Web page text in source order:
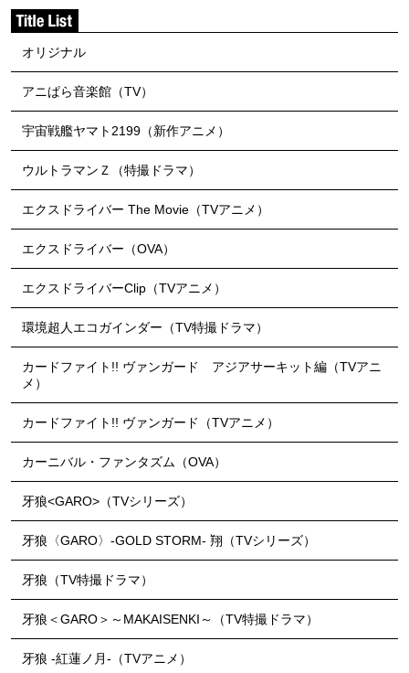
オリジナル
アニぱら音楽館（TV）
宇宙戦艦ヤマト2199（新作アニメ）
ウルトラマンＺ（特撮ドラマ）
エクスドライバー The Movie（TVアニメ）
エクスドライバー（OVA）
エクスドライバーClip（TVアニメ）
環境超人エコガインダー（TV特撮ドラマ）
カードファイト!! ヴァンガード アジアサーキット編（TVアニ
メ）
カードファイト!! ヴァンガード（TVアニメ）
カーニバル・ファンタズム（OVA）
牙狼<GARO>（TVシリーズ）
牙狼〈GARO〉-GOLD STORM- 翔（TVシリーズ）
牙狼（TV特撮ドラマ）
牙狼＜GARO＞～MAKAISENKI～（TV特撮ドラマ）
牙狼 -紅蓮ノ月-（TVアニメ）